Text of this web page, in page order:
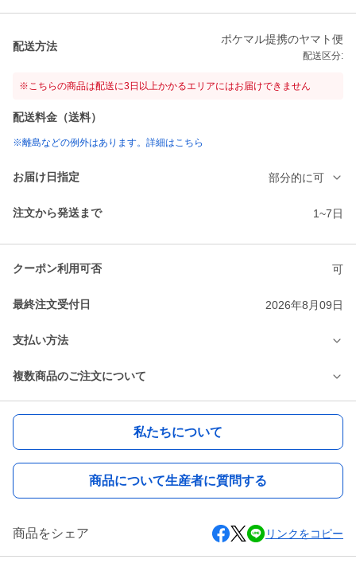
配送方法
ポケマル提携のヤマト便
配送区分:
※こちらの商品は配送に3日以上かかるエリアにはお届けできません
配送料金（送料）
※離島などの例外はあります。詳細はこちら
お届け日指定 部分的に可
注文から発送まで 1~7日
クーポン利用可否 可
最終注文受付日 2026年8月09日
支払い方法
複数商品のご注文について
私たちについて
商品について生産者に質問する
商品をシェア リンクをコピー